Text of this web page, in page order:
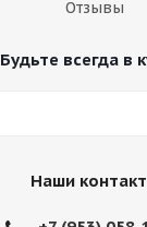
Отзывы
Будьте всегда в
Наши